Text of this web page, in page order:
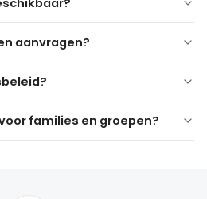
aanvragen?
families en groepen?